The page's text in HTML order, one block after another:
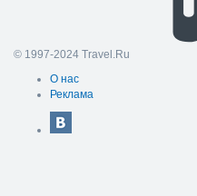
© 1997-2024 Travel.Ru
О нас
Реклама